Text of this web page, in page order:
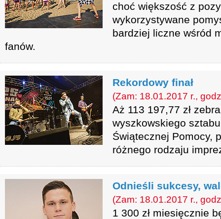
choć większość z
wykorzystywane
bardziej liczne wśród
fanów.
Rekordowy finał
(Zam: 18.01.2017 r.,
Aż 113 197,77 zł
wyszkowskiego
Świątecznej Pomocy,
różnego rodzaju
Odnieśli sukcesy,
(Zam: 18.01.2017 r.,
1 300 zł miesięcznie